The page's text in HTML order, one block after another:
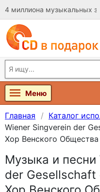
4 миллиона музыкальных
Меню
Главная Каталог
Wiener Singverein der
Хор Венского
Музыка и песни
der